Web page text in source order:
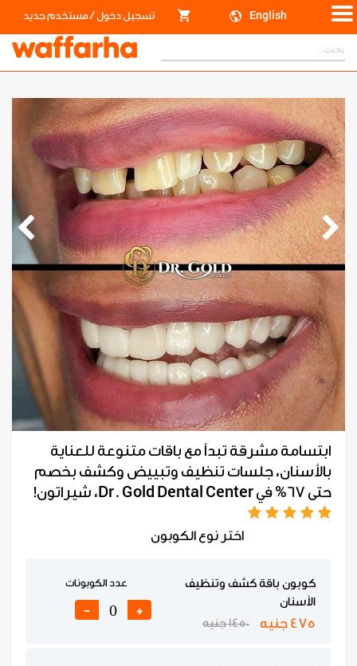
English تسجيل دخول/مستخدم جديد
ابتسامة مشرقة تبدأ مع باقات متنوعة للعناية
بالأسنان، جلسات تنظيف وتبييض وكشف بخصم
حتى 67% في Dr. Gold Dental Center، شيراتون!
اختر نوع الكوبون
كوبون باقة كشف وتنظيف
الأسنان
475 جنيه 1450 جنيه
عدد الكوبونات
+
-